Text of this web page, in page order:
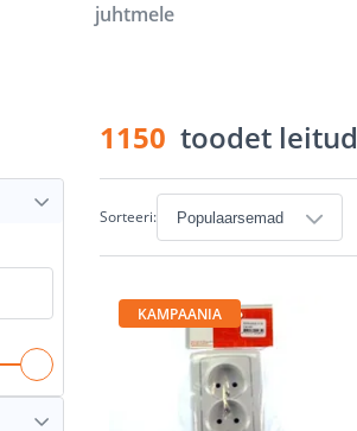
juhtmele
1150 toodet leitud
Sorteeri:
KAMPAANIA